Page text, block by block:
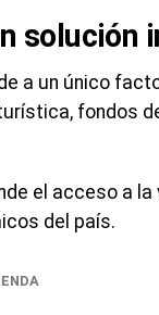
solución
a un único
fondos
el acceso a
del país.